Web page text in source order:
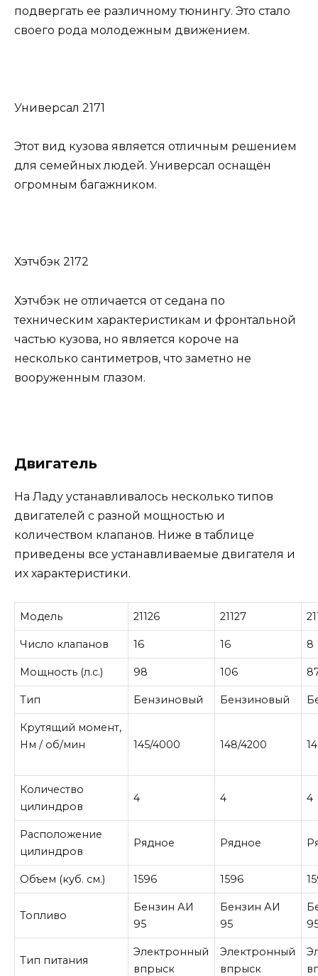
подвергать ее различному тюнингу. Это стало
своего рода молодежным движением.
Универсал 2171
Этот вид кузова является отличным решением
для семейных людей. Универсал оснащён
огромным багажником.
Хэтчбэк 2172
Хэтчбэк не отличается от седана по
техническим характеристикам и фронтальной
частью кузова, но является короче на
несколько сантиметров, что заметно не
вооруженным глазом.
Двигатель
На Ладу устанавливалось несколько типов
двигателей с разной мощностью и
количеством клапанов. Ниже в таблице
приведены все устанавливаемые двигателя и
их характеристики.
Модель 21126 21127
Число клапанов 16 16 8
Мощность (л.с.) 98 106
Тип Бензиновый Бензиновый
Крутящий момент,
Нм / об/мин
145/4000 148/4200
Количество
цилиндров
4 4 4
Расположение
цилиндров
Рядное Рядное
Объем (куб. см.) 1596 1596
Топливо
Бензин АИ
95
Бензин АИ
95
Тип питания
Электронный
впрыск
Электронный
впрыск